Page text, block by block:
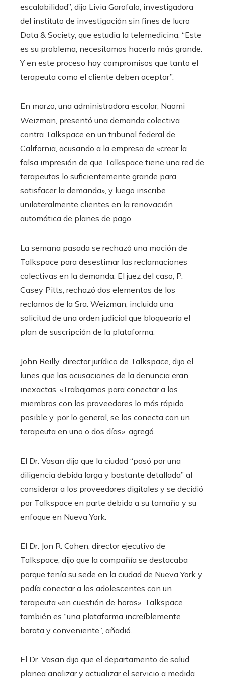
escalabilidad”, dijo Livia Garofalo, investigadora
del instituto de investigación sin fines de lucro
Data & Society, que estudia la telemedicina. “Este
es su problema; necesitamos hacerlo más grande.
Y en este proceso hay compromisos que tanto el
terapeuta como el cliente deben aceptar”.
En marzo, una administradora escolar, Naomi
Weizman, presentó una demanda colectiva
contra Talkspace en un tribunal federal de
California, acusando a la empresa de «crear la
falsa impresión de que Talkspace tiene una red de
terapeutas lo suficientemente grande para
satisfacer la demanda», y luego inscribe
unilateralmente clientes en la renovación
automática de planes de pago.
La semana pasada se rechazó una moción de
Talkspace para desestimar las reclamaciones
colectivas en la demanda. El juez del caso, P.
Casey Pitts, rechazó dos elementos de los
reclamos de la Sra. Weizman, incluida una
solicitud de una orden judicial que bloquearía el
plan de suscripción de la plataforma.
John Reilly, director jurídico de Talkspace, dijo el
lunes que las acusaciones de la denuncia eran
inexactas. «Trabajamos para conectar a los
miembros con los proveedores lo más rápido
posible y, por lo general, se los conecta con un
terapeuta en uno o dos días», agregó.
El Dr. Vasan dijo que la ciudad “pasó por una
diligencia debida larga y bastante detallada” al
considerar a los proveedores digitales y se decidió
por Talkspace en parte debido a su tamaño y su
enfoque en Nueva York.
El Dr. Jon R. Cohen, director ejecutivo de
Talkspace, dijo que la compañía se destacaba
porque tenía su sede en la ciudad de Nueva York y
podía conectar a los adolescentes con un
terapeuta «en cuestión de horas». Talkspace
también es “una plataforma increíblemente
barata y conveniente”, añadió.
El Dr. Vasan dijo que el departamento de salud
planea analizar y actualizar el servicio a medida